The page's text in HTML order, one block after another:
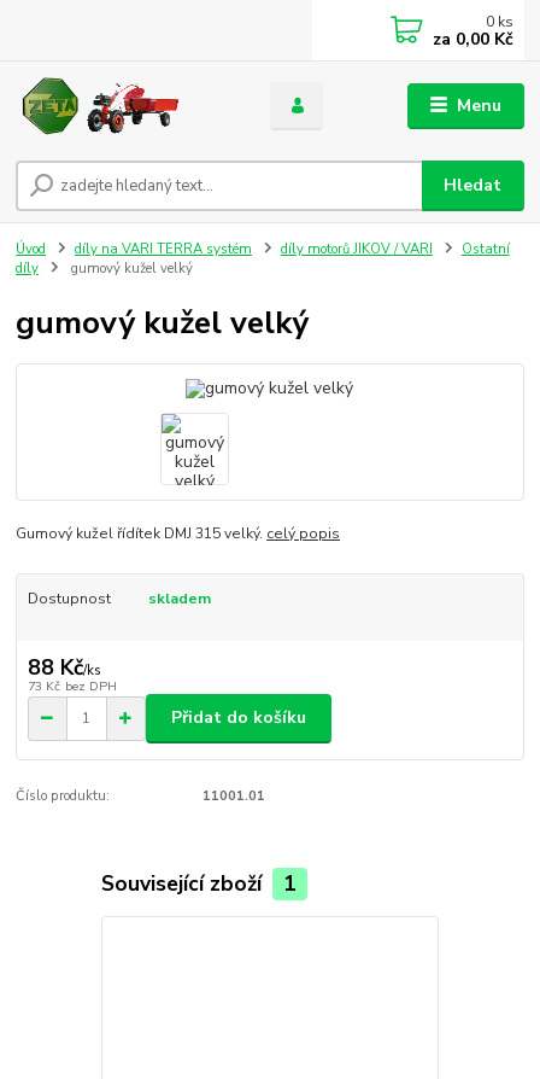
Menu
Hledat
0 ks
za 0,00 Kč
Úvod díly na VARI TERRA systém díly motorů JIKOV / VARI
Ostatní
díly
gumový kužel velký
gumový kužel velký
Gumový kužel řídítek DMJ 315 velký. celý popis
Dostupnost skladem
88 Kč/ks
73 Kč bez DPH
Přidat do košíku
Číslo produktu: 11001.01
Související zboží 1